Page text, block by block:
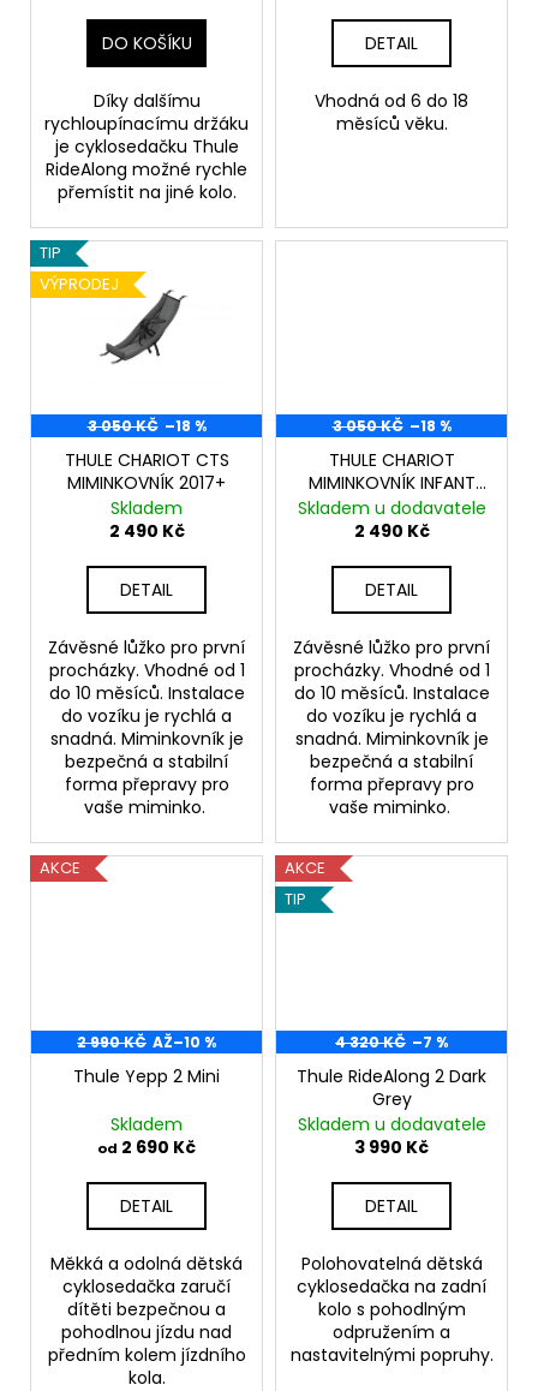
DO KOŠÍKU
Díky dalšímu
rychloupínacímu držáku
je cyklosedačku Thule
RideAlong možné rychle
přemístit na jiné kolo.
DETAIL
Vhodná od 6 do 18
měsíců věku.
TIP
VÝPRODEJ
3 050 KČ –18 %
THULE CHARIOT CTS
MIMINKOVNÍK 2017+
Skladem
2 490 Kč
DETAIL
Závěsné lůžko pro první
procházky. Vhodné od 1
do 10 měsíců. Instalace
do vozíku je rychlá a
snadná. Miminkovník je
bezpečná a stabilní
forma přepravy pro
vaše miminko.
3 050 KČ –18 %
THULE CHARIOT
MIMINKOVNÍK INFANT
SLING 2024+
Skladem u dodavatele
2 490 Kč
DETAIL
Závěsné lůžko pro první
procházky. Vhodné od 1
do 10 měsíců. Instalace
do vozíku je rychlá a
snadná. Miminkovník je
bezpečná a stabilní
forma přepravy pro
vaše miminko.
AKCE
2 990 KČ AŽ–10 %
Thule Yepp 2 Mini
Skladem
od 2 690 Kč
DETAIL
Měkká a odolná dětská
cyklosedačka zaručí
dítěti bezpečnou a
pohodlnou jízdu nad
předním kolem jízdního
kola.
AKCE
TIP
4 320 KČ –7 %
Thule RideAlong 2 Dark
Grey
Skladem u dodavatele
3 990 Kč
DETAIL
Polohovatelná dětská
cyklosedačka na zadní
kolo s pohodlným
odpružením a
nastavitelnými popruhy.
o
p